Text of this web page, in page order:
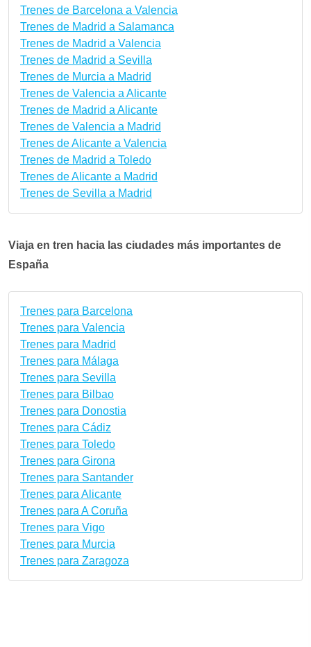
Trenes de Barcelona a Valencia
Trenes de Madrid a Salamanca
Trenes de Madrid a Valencia
Trenes de Madrid a Sevilla
Trenes de Murcia a Madrid
Trenes de Valencia a Alicante
Trenes de Madrid a Alicante
Trenes de Valencia a Madrid
Trenes de Alicante a Valencia
Trenes de Madrid a Toledo
Trenes de Alicante a Madrid
Trenes de Sevilla a Madrid
Viaja en tren hacia las ciudades más importantes de
España
Trenes para Barcelona
Trenes para Valencia
Trenes para Madrid
Trenes para Málaga
Trenes para Sevilla
Trenes para Bilbao
Trenes para Donostia
Trenes para Cádiz
Trenes para Toledo
Trenes para Girona
Trenes para Santander
Trenes para Alicante
Trenes para A Coruña
Trenes para Vigo
Trenes para Murcia
Trenes para Zaragoza